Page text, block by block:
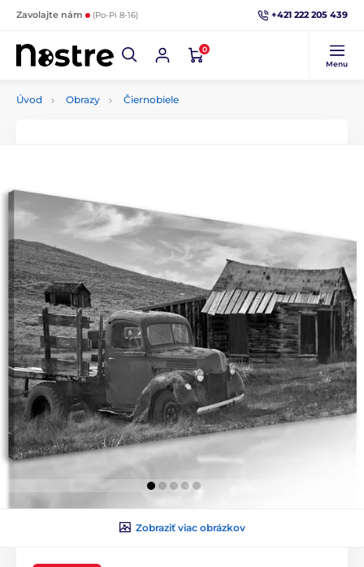
Zavolajte nám (Po-Pi 8-16) +421 222 205 439
0
Menu
Úvod Obrazy Čiernobiele
Zobraziť viac obrázkov